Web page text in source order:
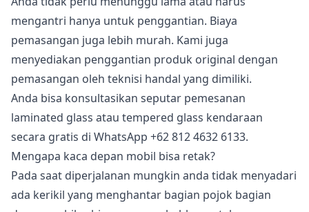
mengantri hanya untuk penggantian. Biaya
pemasangan juga lebih murah. Kami juga
menyediakan penggantian produk original dengan
pemasangan oleh teknisi handal yang dimiliki.
Anda bisa konsultasikan seputar pemesanan
laminated glass atau tempered glass kendaraan
secara gratis di WhatsApp +62 812 4632 6133.
Mengapa kaca depan mobil bisa retak?
Pada saat diperjalanan mungkin anda tidak menyadari
ada kerikil yang menghantar bagian pojok bagian